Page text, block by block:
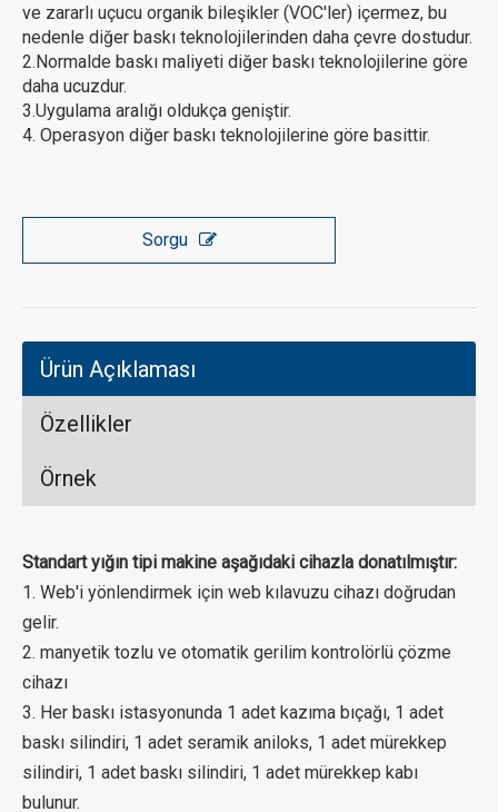
ve zararlı uçucu organik bileşikler (VOC'ler) içermez, bu
nedenle diğer baskı teknolojilerinden daha çevre dostudur.
2.Normalde baskı maliyeti diğer baskı teknolojilerine göre
daha ucuzdur.
3.Uygulama aralığı oldukça geniştir.
4. Operasyon diğer baskı teknolojilerine göre basittir.
Sorgu
Ürün Açıklaması
Özellikler
Örnek
Standart yığın tipi makine aşağıdaki cihazla donatılmıştır:
1. Web'i yönlendirmek için web kılavuzu cihazı doğrudan
gelir.
2. manyetik tozlu ve otomatik gerilim kontrolörlü çözme
cihazı
3. Her baskı istasyonunda 1 adet kazıma bıçağı, 1 adet
baskı silindiri, 1 adet seramik aniloks, 1 adet mürekkep
silindiri, 1 adet baskı silindiri, 1 adet mürekkep kabı
bulunur.